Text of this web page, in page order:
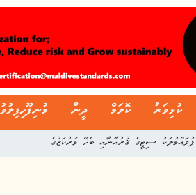
ކުޅިވަރު ކޮލަމް ދީން
ފުވައްމުލަކު ސިޓީގެ ޤުރުއާނާއި ބެހޭ މަރުކަޒުގެ